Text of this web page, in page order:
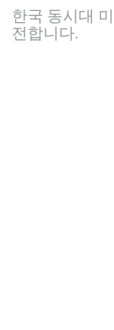
한국 동시대
전합니다.